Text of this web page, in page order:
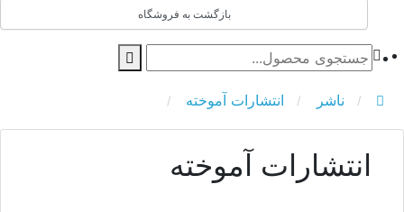
بازگشت به فروشگاه
ناشر انتشارات آموخته
انتشارات آموخته